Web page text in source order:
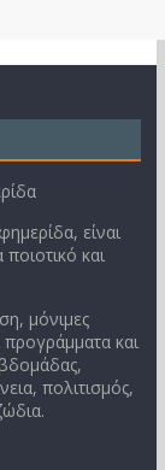
είναι
και
μόνιμες
προγράμματα και
πολιτισμός,